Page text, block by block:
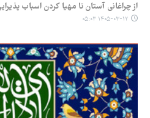
از چراغانی آستان تا مهیا کردن اسباب
۱۴۰۵-۰۳-۱۲ ۰۵:۰۳